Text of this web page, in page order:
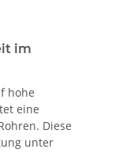
im
hohe
eine
Diese
unter